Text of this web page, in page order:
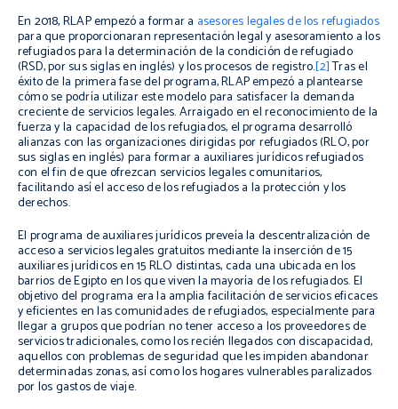
En 2018, RLAP empezó a formar a asesores legales de los refugiados
para que proporcionaran representación legal y asesoramiento a los
refugiados para la determinación de la condición de refugiado
(RSD, por sus siglas en inglés) y los procesos de registro.[2]Tras el
éxito de la primera fase del programa, RLAP empezó a plantearse
cómo se podría utilizar este modelo para satisfacer la demanda
creciente de servicios legales. Arraigado en el reconocimiento de la
fuerza y la capacidad de los refugiados, el programa desarrolló
alianzas con las organizaciones dirigidas por refugiados (RLO, por
sus siglas en inglés) para formar a auxiliares jurídicos refugiados
con el fin de que ofrezcan servicios legales comunitarios,
facilitando así el acceso de los refugiados a la protección y los
derechos.
El programa de auxiliares jurídicos preveía la descentralización de
acceso a servicios legales gratuitos mediante la inserción de 15
auxiliares jurídicos en 15 RLO distintas, cada una ubicada en los
barrios de Egipto en los que viven la mayoría de los refugiados. El
objetivo del programa era la amplia facilitación de servicios eficaces
y eficientes en las comunidades de refugiados, especialmente para
llegar a grupos que podrían no tener acceso a los proveedores de
servicios tradicionales, como los recién llegados con discapacidad,
aquellos con problemas de seguridad que les impiden abandonar
determinadas zonas, así como los hogares vulnerables paralizados
por los gastos de viaje.